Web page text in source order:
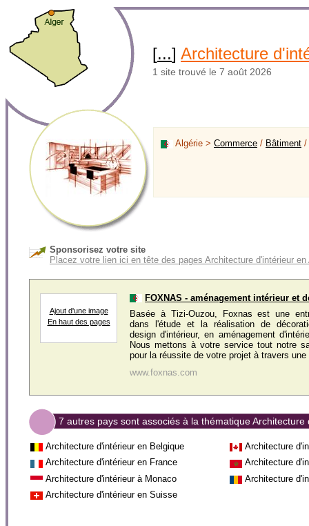
[...] Architecture
1 site trouvé le 7 août 2026
Algérie > Commerce / Bâtiment /
Sponsorisez votre site
Placez votre lien ici en tête des pages Architecture d'intérieur en
Ajout d'une image
En haut des pages
FOXNAS - aménagement intérieur et
Basée à Tizi-Ouzou, Foxnas est une
dans l'étude et la réalisation de
design d'intérieur, en aménagement
Nous mettons à votre service tout notre
pour la réussite de votre projet à travers
www.foxnas.com
7 autres pays sont associés à la thématique Architecture
Architecture d'intérieur en Belgique
Architecture
Architecture d'intérieur en France
Architecture
Architecture d'intérieur à Monaco
Architecture
Architecture d'intérieur en Suisse